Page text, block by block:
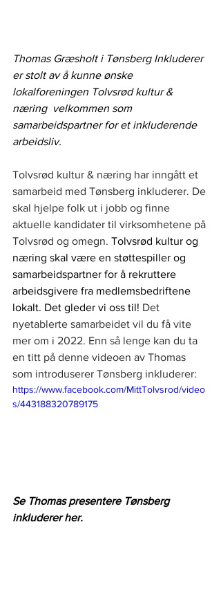
Thomas Græsholt i Tønsberg Inkluderer
er stolt av å kunne ønske
lokalforeningen Tolvsrød kultur &
næring  velkommen som
samarbeidspartner for et inkluderende
arbeidsliv.
Tolvsrød kultur & næring har inngått et
samarbeid med Tønsberg inkluderer. De
skal hjelpe folk ut i jobb og finne
aktuelle kandidater til virksomhetene på
Tolvsrød og omegn. Tolvsrød kultur og
næring skal være en støttespiller og
samarbeidspartner for å rekruttere
arbeidsgivere fra medlemsbedriftene
lokalt. Det gleder vi oss til! Det
nyetablerte samarbeidet vil du få vite
mer om i 2022. Enn så lenge kan du ta
en titt på denne videoen av Thomas
som introduserer Tønsberg inkluderer:
https://www.facebook.com/MittTolvsrod/video
s/443188320789175
Se Thomas presentere Tønsberg
inkluderer her.